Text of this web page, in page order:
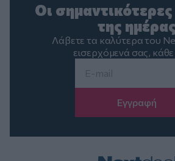
Οι σημαντικότερες
της ημέρας
Λάβετε τα καλύτερα του
εισερχόμενά σας,